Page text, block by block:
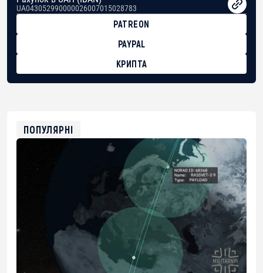
UA043052990000026007015028783
PATREON
PAYPAL
КРИПТА
0xfD02863D3289416fcF50975c9DFda13623f97758
ПОПУЛЯРНІ